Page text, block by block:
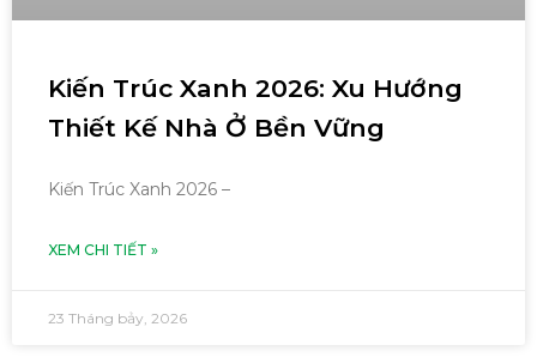
Kiến Trúc Xanh 2026: Xu Hướng
Thiết Kế Nhà Ở Bền Vững
Kiến Trúc Xanh 2026 –
XEM CHI TIẾT »
23 Tháng bảy, 2026